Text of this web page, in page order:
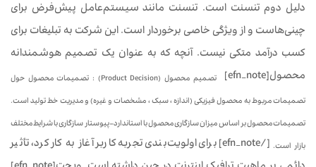
دلیل دوم تنسنت است. تنسنت مانند سیستم‌عامل پیش‌فرض برای
چینی‌هاست و از ویژگی خاصی برخوردار است. این شرکت به تبلیغات برای
کسب درآمد متکی نیست. آنچه که به عنوان یک تصمیم هوشمندانه
محصول[efn_note]
تصمیم محصول (Product Decision) : تصمیمات محصول حول
تصمیمات مربوط به محصول فیزیکی (اندازه ، سبک ، مشخصات و غیره) و مدیریت خط تولید است.
تصمیمات محصول بر اساس میزان سازگاری محصول با استاندارد – پیوستار سازگاری با شرایط مختلف
بازار است.
[/efn_note] برای اولویت‌بندی تجربه کاربر آغاز به کار کرد، تأثیر